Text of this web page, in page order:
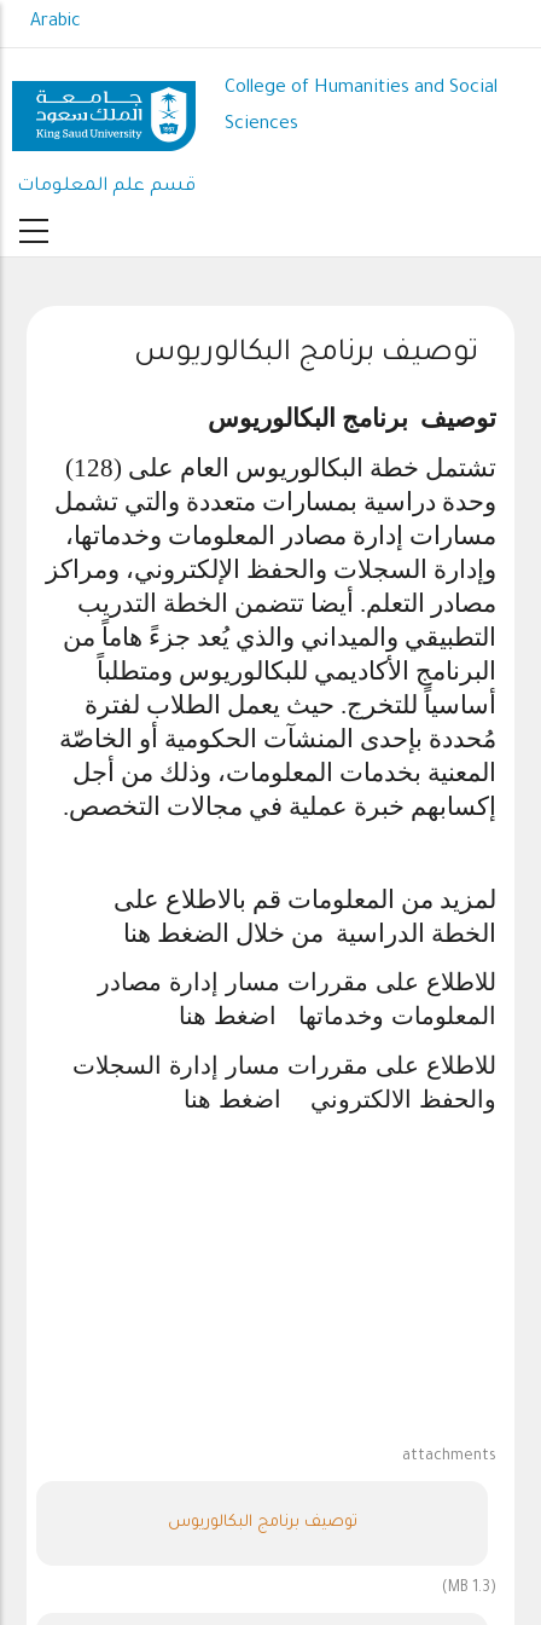
to
content
Arabic
College of Humanities and Social
Sciences
قسم علم المعلومات
توصيف برنامج البكالوريوس
توصيف برنامج البكالوريوس
تشتمل خطة البكالوريوس العام على (128)
وحدة دراسية بمسارات متعددة والتي تشمل
مسارات إدارة مصادر المعلومات وخدماتها،
وإدارة السجلات والحفظ الإلكتروني، ومراكز
مصادر التعلم. أيضا تتضمن الخطة التدريب
التطبيقي والميداني والذي يُعد جزءً هاماً من
البرنامج الأكاديمي للبكالوريوس ومتطلباً
أساسياً للتخرج. حيث يعمل الطلاب لفترة
مُحددة بإحدى المنشآت الحكومية أو الخاصّة
المعنية بخدمات المعلومات، وذلك من أجل
إكسابهم خبرة عملية في مجالات التخصص.
لمزيد من المعلومات قم بالاطلاع على
الخطة الدراسية من خلال الضغط هنا
للاطلاع على مقررات مسار إدارة مصادر
المعلومات وخدماتها
اضغط هنا
للاطلاع على مقررات مسار إدارة السجلات
والحفظ الالكتروني
اضغط هنا
attachments
توصيف برنامج البكالوريوس
(1.3 MB)